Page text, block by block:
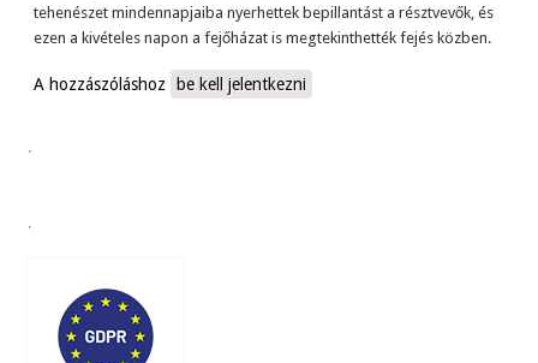
tehenészet mindennapjaiba nyerhettek bepillantást a résztvevők, és
ezen a kivételes napon a fejőházat is megtekinthették fejés közben.
A hozzászóláshoz be kell jelentkezni
.
.